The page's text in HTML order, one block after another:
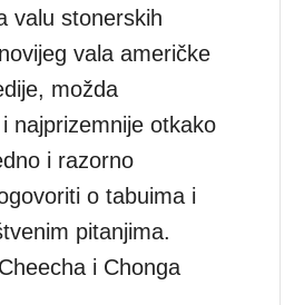
valu stonerskih
vala američke
možda
najprizemnije otkako
i razorno
o tabuima i
pitanjima.
i Chonga